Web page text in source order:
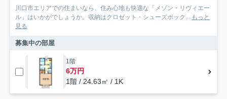
川口市エリアでの住まいなら、住み心地も快適な「メゾン・リヴィエー
ル」はいかがでしょうか。収納はクロゼット・シューズボック... もっと
見る
募集中の部屋
1階
6万円
1階 / 24.63㎡ / 1K